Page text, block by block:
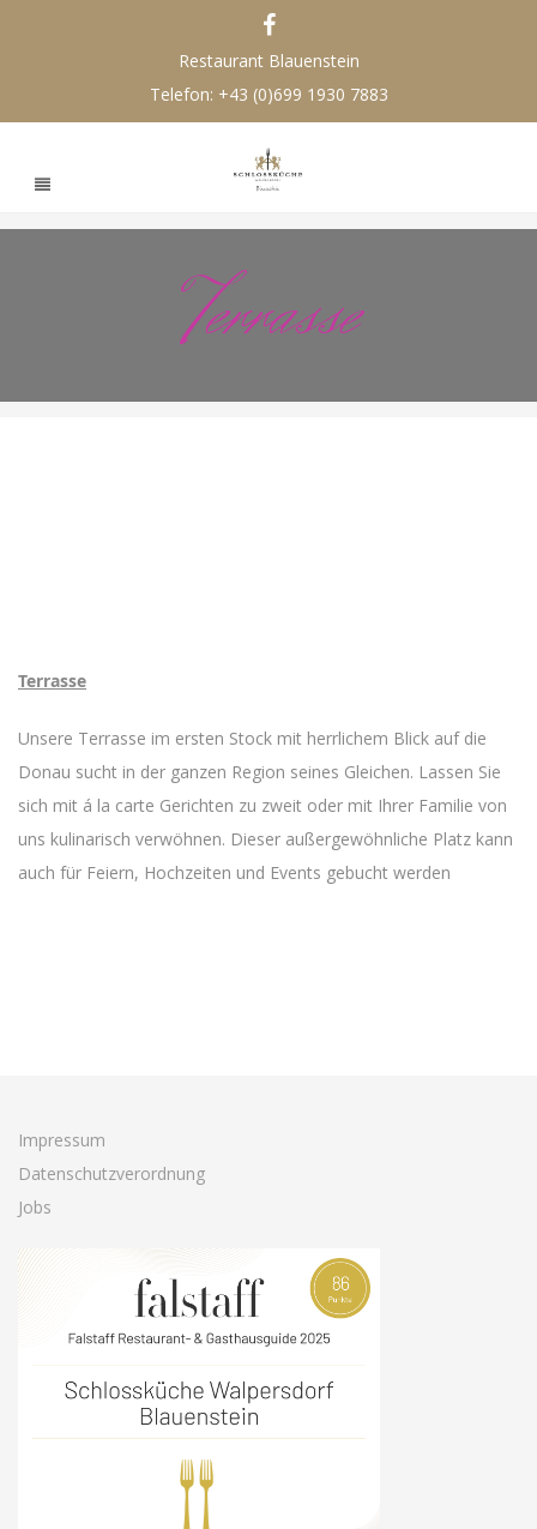
Restaurant Blauenstein
Telefon: +43 (0)699 1930 7883
Terrasse
Terrasse
Unsere Terrasse im ersten Stock mit herrlichem Blick auf die
Donau sucht in der ganzen Region seines Gleichen. Lassen Sie
sich mit á la carte Gerichten zu zweit oder mit Ihrer Familie von
uns kulinarisch verwöhnen. Dieser außergewöhnliche Platz kann
auch für Feiern, Hochzeiten und Events gebucht werden
Impressum
Datenschutzverordnung
Jobs